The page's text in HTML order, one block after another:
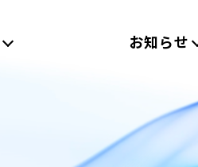
お知らせ